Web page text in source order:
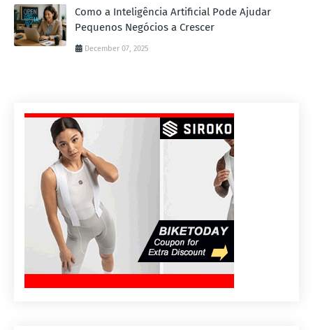
Como a Inteligência Artificial Pode Ajudar
Pequenos Negócios a Crescer
December 07, 2025